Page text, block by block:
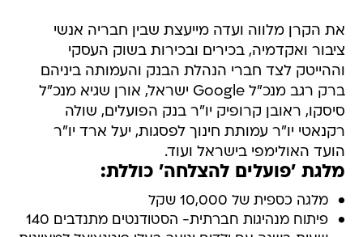
את הקרן מלווה ועדה מייעצת שבין חבריה אנשי
ציבור ואקדמיה, בכירים ובכירות בשוק העסקי
וההייטק לצד חברי הנהלת הבנק והעמותה ביניהם
ברק רגב מנכ"ל Google ישראל, אורן שגיא מנכ"ל
סיסקו, ראובן קרופיק יו"ר בנק הפועלים, שולה
רקנאטי יו"ר עמותת חינוך לפסגות, יעל ארד יו"ר
הועד האולימפי בישראל ועוד.
מלגת 'פועלים להצלחה' כוללת:
מלגה כספית של 10,000 שקל
פיתוח מנהיגות חברתית- הסטודנטים מתנדבים 140